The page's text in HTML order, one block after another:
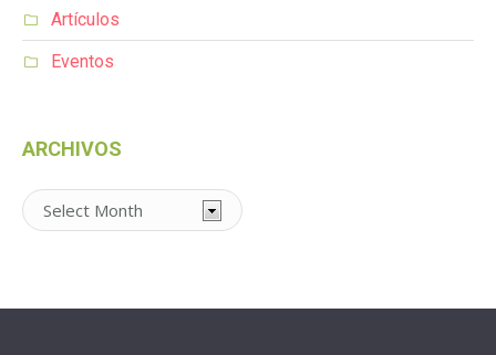
Artículos
Eventos
ARCHIVOS
Archivos